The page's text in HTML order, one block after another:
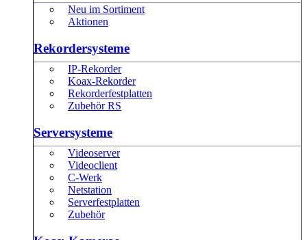
Neu im Sortiment
Aktionen
Rekordersysteme
IP-Rekorder
Koax-Rekorder
Rekorderfestplatten
Zubehör RS
Serversysteme
Videoserver
Videoclient
C-Werk
Netstation
Serverfestplatten
Zubehör